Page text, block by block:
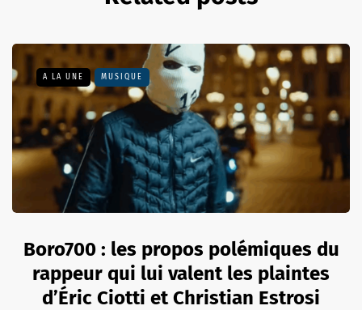
A LA UNE MUSIQUE
Boro700 : les propos polémiques du
rappeur qui lui valent les plaintes
d’Éric Ciotti et Christian Estrosi